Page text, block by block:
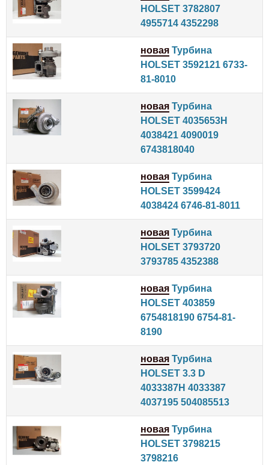
HOLSET 3782807
4955714 4352298
новая Турбина
HOLSET 3592121 6733-
81-8010
новая Турбина
HOLSET 4035653H
4038421 4090019
6743818040
новая Турбина
HOLSET 3599424
4038424 6746-81-8011
новая Турбина
HOLSET 3793720
3793785 4352388
новая Турбина
HOLSET 403859
6754818190 6754-81-
8190
новая Турбина
HOLSET 3.3 D
4033387H 4033387
4037195 504085513
новая Турбина
HOLSET 3798215
3798216